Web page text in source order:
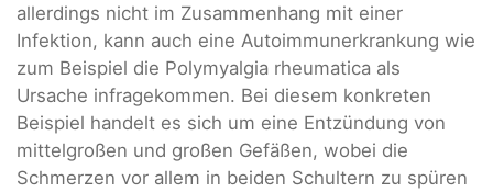
allerdings nicht im Zusammenhang mit einer
Infektion, kann auch eine Autoimmunerkrankung wie
zum Beispiel die Polymyalgia rheumatica als
Ursache infragekommen. Bei diesem konkreten
Beispiel handelt es sich um eine Entzündung von
mittelgroßen und großen Gefäßen, wobei die
Schmerzen vor allem in beiden Schultern zu spüren